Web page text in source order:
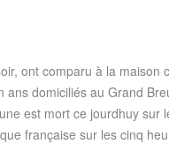
ont comparu à la maison
domiciliés au Grand
est mort ce jourdhuy sur
française sur les cinq